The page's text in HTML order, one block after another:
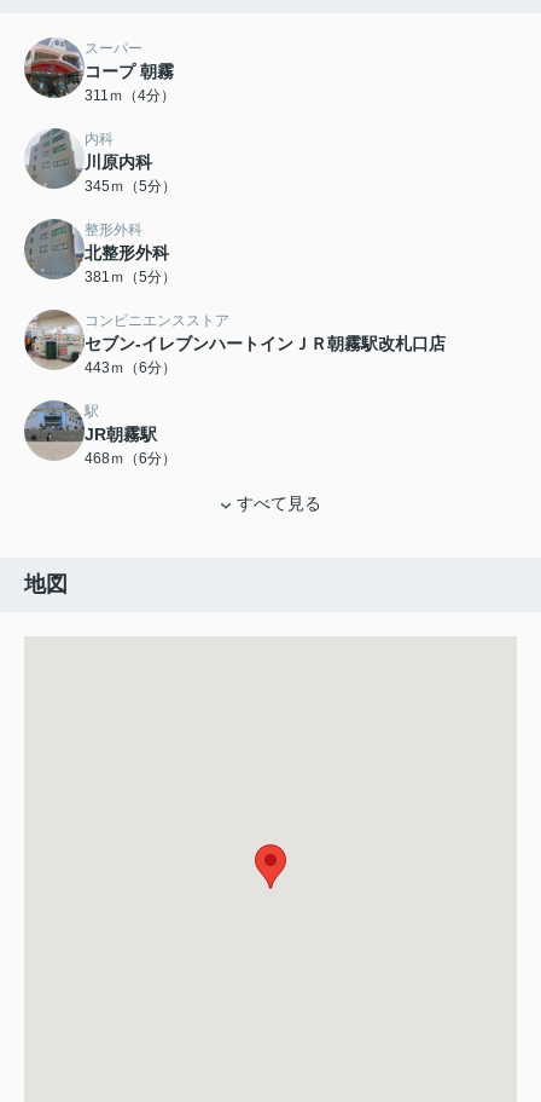
スーパー
コープ 朝霧
311ｍ（4分）
内科
川原内科
345ｍ（5分）
整形外科
北整形外科
381ｍ（5分）
コンビニエンスストア
セブン-イレブンハートインＪＲ朝霧駅改札口店
443ｍ（6分）
駅
JR朝霧駅
468ｍ（6分）
すべて見る
地図